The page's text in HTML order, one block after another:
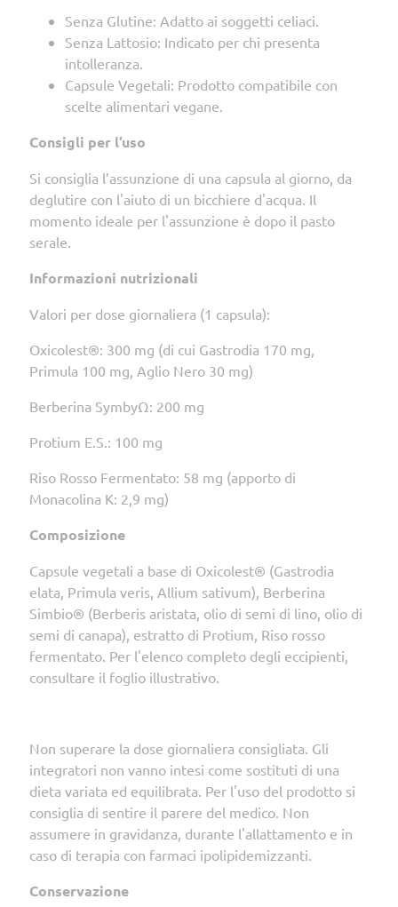
Senza Glutine: Adatto ai soggetti celiaci.
Senza Lattosio: Indicato per chi presenta
intolleranza.
Capsule Vegetali: Prodotto compatibile con
scelte alimentari vegane.
Consigli per l’uso
Si consiglia l’assunzione di una capsula al giorno, da
deglutire con l'aiuto di un bicchiere d'acqua. Il
momento ideale per l'assunzione è dopo il pasto
serale.
Informazioni nutrizionali
Valori per dose giornaliera (1 capsula):
Oxicolest®: 300 mg (di cui Gastrodia 170 mg,
Primula 100 mg, Aglio Nero 30 mg)
Berberina SymbyΩ: 200 mg
Protium E.S.: 100 mg
Riso Rosso Fermentato: 58 mg (apporto di
Monacolina K: 2,9 mg)
Composizione
Capsule vegetali a base di Oxicolest® (Gastrodia
elata, Primula veris, Allium sativum), Berberina
Simbio® (Berberis aristata, olio di semi di lino, olio di
semi di canapa), estratto di Protium, Riso rosso
fermentato. Per l'elenco completo degli eccipienti,
consultare il foglio illustrativo.
Non superare la dose giornaliera consigliata. Gli
integratori non vanno intesi come sostituti di una
dieta variata ed equilibrata. Per l'uso del prodotto si
consiglia di sentire il parere del medico. Non
assumere in gravidanza, durante l'allattamento e in
caso di terapia con farmaci ipolipidemizzanti.
Conservazione